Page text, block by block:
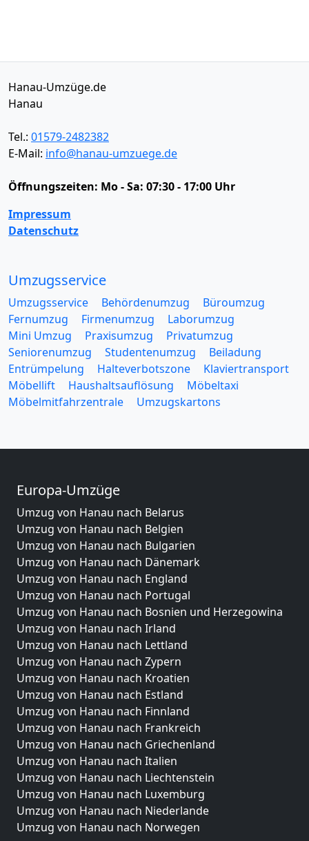
Hanau-Umzüge.de
Hanau
Tel.: 01579-2482382
E-Mail: info@hanau-umzuege.de
Öffnungszeiten: Mo - Sa: 07:30 - 17:00 Uhr
Impressum
Datenschutz
Umzugsservice
Umzugsservice Behördenumzug
Büroumzug
Fernumzug
Firmenumzug
Laborumzug
Mini Umzug
Praxisumzug
Privatumzug
Seniorenumzug
Studentenumzug
Beiladung
Entrümpelung
Halteverbotszone
Klaviertransport
Möbellift
Haushaltsauflösung
Möbeltaxi
Möbelmitfahrzentrale
Umzugskartons
Europa-Umzüge
Umzug von Hanau nach Belarus
Umzug von Hanau nach Belgien
Umzug von Hanau nach Bulgarien
Umzug von Hanau nach Dänemark
Umzug von Hanau nach England
Umzug von Hanau nach Portugal
Umzug von Hanau nach Bosnien und Herzegowina
Umzug von Hanau nach Irland
Umzug von Hanau nach Lettland
Umzug von Hanau nach Zypern
Umzug von Hanau nach Kroatien
Umzug von Hanau nach Estland
Umzug von Hanau nach Finnland
Umzug von Hanau nach Frankreich
Umzug von Hanau nach Griechenland
Umzug von Hanau nach Italien
Umzug von Hanau nach Liechtenstein
Umzug von Hanau nach Luxemburg
Umzug von Hanau nach Niederlande
Umzug von Hanau nach Norwegen